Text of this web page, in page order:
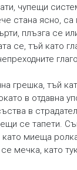
чупещи
стана ясно,
плъзга се
се, тъй като
грешка, тъй
в отдавна
в
се тапети.
миеща
мечка, като